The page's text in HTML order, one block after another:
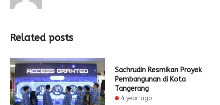
Related posts
Sachrudin Resmikan Proyek
Pembangunan di Kota
Tangerang
4 year ago